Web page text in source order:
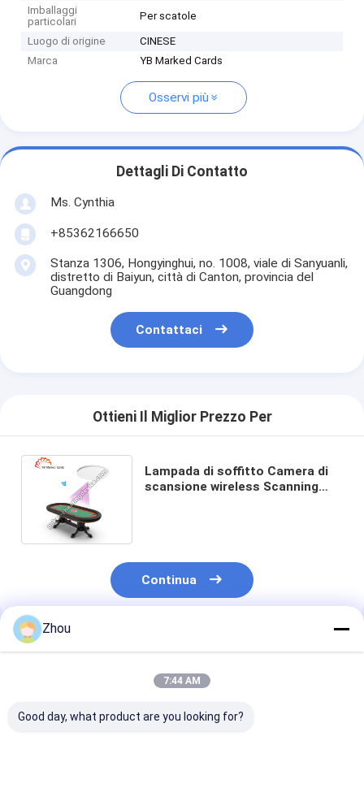
Imballaggi
particolari
Per scatole
Luogo di origine
CINESE
Marca
YB Marked Cards
Osservi più
Dettagli Di Contatto
Ms. Cynthia
‪+85362166650‬
Stanza 1306, Hongyinghui, no. 1008, viale di Sanyuanli,
distretto di Baiyun, città di Canton, provincia del
Guangdong
Contattaci
Ottieni Il Miglior Prezzo Per
Lampada di soffitto Camera di
scansione wireless Scanning
Continua
Prodotti Raccomandati
Zhou
7:44 AM
Good day, what product are you looking for?